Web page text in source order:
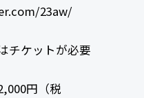
23aw/
チケットが必要
円（税